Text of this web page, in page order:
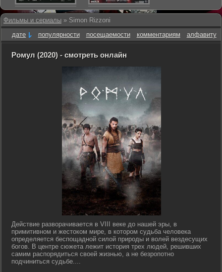
Фильмы и сериалы » Simon Rizzoni
дате
популярности посещаемости комментариям алфавиту
Ромул (2020) - смотреть онлайн
Действие разворачивается в VIII веке до нашей эры, в
примитивном и жестоком мире, в котором судьба человека
определяется беспощадной силой природы и волей вездесущих
богов. В центре сюжета лежит история трех людей, решивших
самим распорядиться своей жизнью, а не безропотно
подчиниться судьбе....